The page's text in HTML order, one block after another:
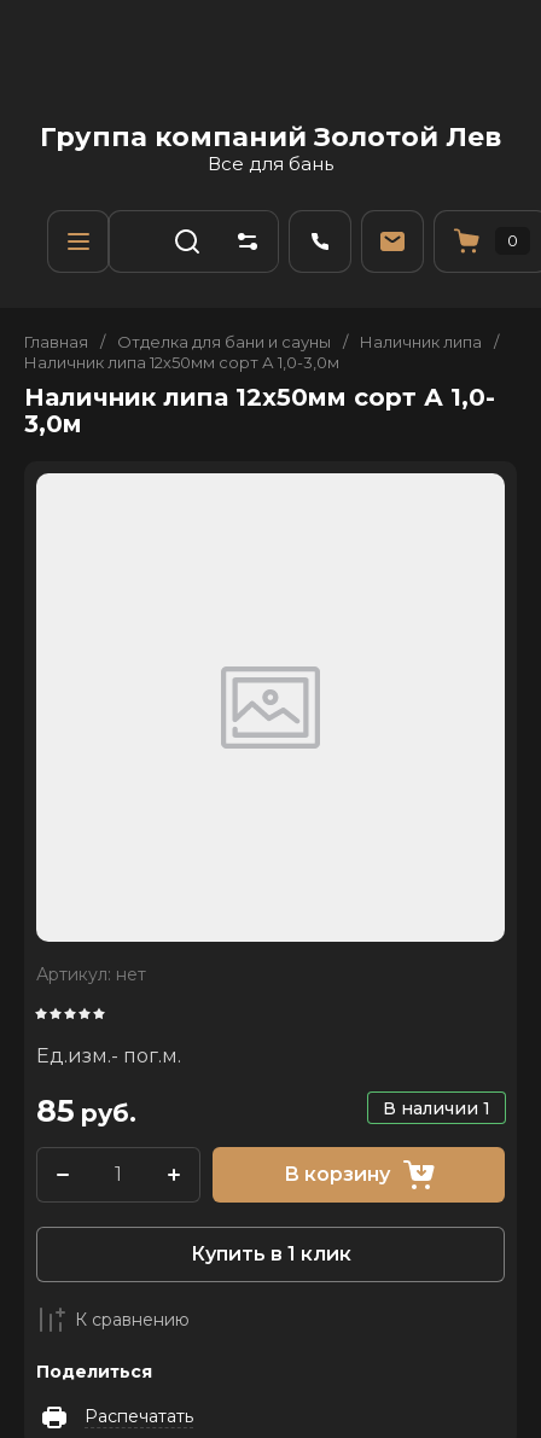
Группа компаний Золотой Лев
Все для бань
0
Главная / Отделка для бани и сауны / Наличник липа
/
Наличник липа 12х50мм сорт А 1,0-3,0м
Наличник липа 12х50мм сорт А 1,0-
3,0м
Артикул: нет
Ед.изм.- пог.м.
В наличии 1
85 руб.
В корзину
Купить в 1 клик
К сравнению
Поделиться
Распечатать